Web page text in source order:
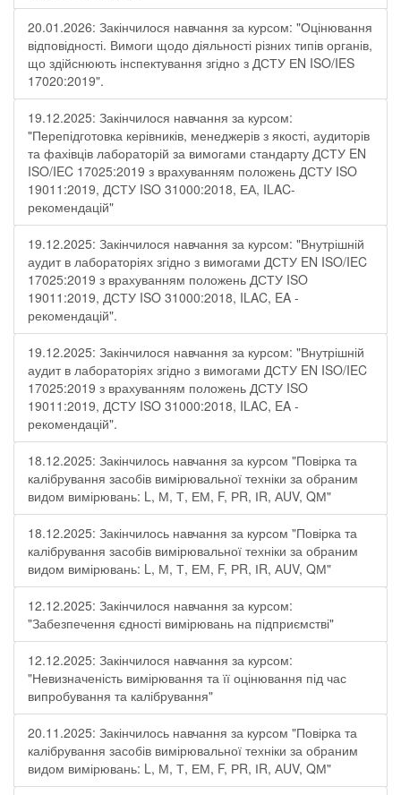
20.01.2026: Закінчилося навчання за курсом: "Оцінювання
відповідності. Вимоги щодо діяльності різних типів органів,
що здійснюють інспектування згідно з ДСТУ ЕN ISO/IES
17020:2019".
19.12.2025: Закінчилося навчання за курсом:
"Перепідготовка керівників, менеджерів з якості, аудиторів
та фахівців лабораторій за вимогами стандарту ДСТУ EN
ISO/IEC 17025:2019 з врахуванням положень ДСТУ ISO
19011:2019, ДСТУ ISO 31000:2018, ЕА, ILAC-
рекомендацій"
19.12.2025: Закінчилося навчання за курсом: "Внутрішній
аудит в лабораторіях згідно з вимогами ДСТУ EN ISO/IEC
17025:2019 з врахуванням положень ДСТУ ISO
19011:2019, ДСТУ ISO 31000:2018, ILAC, EA -
рекомендацій".
19.12.2025: Закінчилося навчання за курсом: "Внутрішній
аудит в лабораторіях згідно з вимогами ДСТУ EN ISO/IEC
17025:2019 з врахуванням положень ДСТУ ISO
19011:2019, ДСТУ ISO 31000:2018, ILAC, EA -
рекомендацій".
18.12.2025: Закінчилось навчання за курсом "Повірка та
калібрування засобів вимірювальної техніки за обраним
видом вимірювань: L, М, Т, ЕМ, F, РR, ІR, АUV, QМ"
18.12.2025: Закінчилось навчання за курсом "Повірка та
калібрування засобів вимірювальної техніки за обраним
видом вимірювань: L, М, Т, ЕМ, F, РR, ІR, АUV, QМ"
12.12.2025: Закінчилося навчання за курсом:
"Забезпечення єдності вимірювань на підприємстві"
12.12.2025: Закінчилося навчання за курсом:
"Невизначеність вимірювання та її оцінювання під час
випробування та калібрування"
20.11.2025: Закінчилось навчання за курсом "Повірка та
калібрування засобів вимірювальної техніки за обраним
видом вимірювань: L, М, Т, ЕМ, F, РR, ІR, АUV, QМ"